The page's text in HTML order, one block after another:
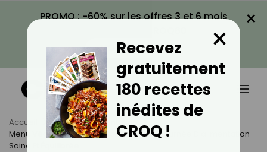
PROMO : -60% sur les offres 3 et 6 mois
VOIR LA PROMO
×
Accueil Actus
Alimentation
Menu Végétarien À 1500 Calories : Une Journée D’alimentation
Saine Et Équilibrée
Recevez
gratuitement
180 recettes
inédites de
CROQ !
×